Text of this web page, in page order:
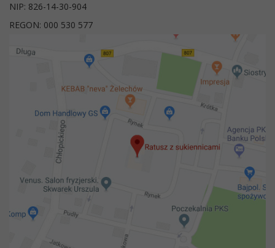
NIP: 826-14-30-904
REGON: 000 530 577